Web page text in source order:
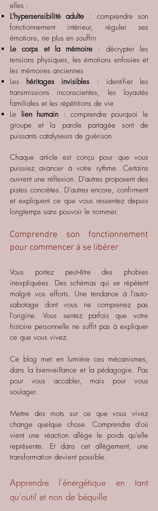
elles :
L'hypersensibilité adulte : comprendre son
fonctionnement intérieur, réguler ses
émotions, ne plus en souffrir
Le corps et la mémoire : décrypter les
tensions physiques, les émotions enfouies et
les mémoires anciennes
Les héritages invisibles : identifier les
transmissions inconscientes, les loyautés
familiales et les répétitions de vie
Le lien humain : comprendre pourquoi le
groupe et la parole partagée sont de
puissants catalyseurs de guérison
Chaque article est conçu pour que vous
puissiez avancer à votre rythme. Certains
ouvrent une réflexion. D'autres proposent des
pistes concrètes. D'autres encore, confirment
et expliquent ce que vous ressentez depuis
longtemps sans pouvoir le nommer.
Comprendre son fonctionnement
pour commencer à se libérer
Vous portez peut-être des phobies
inexpliquées. Des schémas qui se répètent
malgré vos efforts. Une tendance à l'auto-
sabotage dont vous ne comprenez pas
l'origine. Vous sentez parfois que votre
histoire personnelle ne suffit pas à expliquer
ce que vous vivez.
Ce blog met en lumière ces mécanismes,
dans la bienveillance et la pédagogie. Pas
pour vous accabler, mais pour vous
soulager.
Mettre des mots sur ce que vous vivez
change quelque chose. Comprendre d'où
vient une réaction allège le poids qu'elle
représente. Et dans cet allègement, une
transformation devient possible.
Apprendre l’énergétique en tant
qu’outil et non de béquille